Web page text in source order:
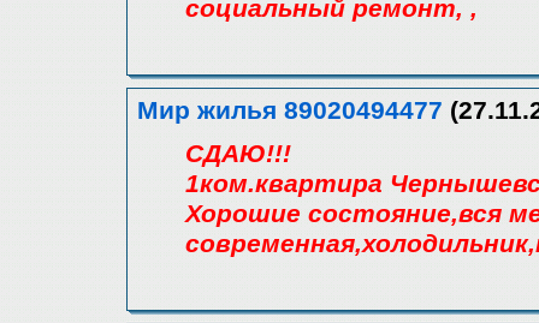
социальный ремонт, ,
Мир жилья 89020494477
СДАЮ!!!
1ком.квартира
Хорошие состояние,вся